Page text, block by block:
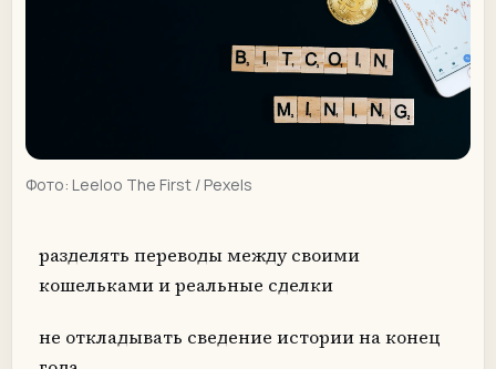
Фото: Leeloo The First / Pexels
разделять переводы между своими
кошельками и реальные сделки
не откладывать сведение истории на конец